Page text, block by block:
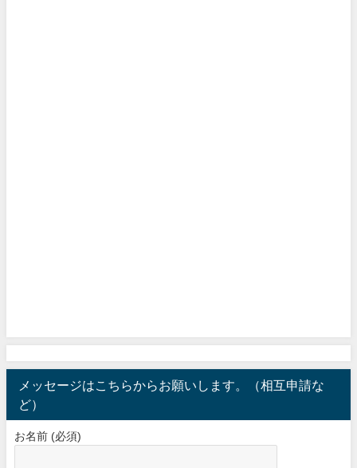
メッセージはこちらからお願いします。（相互申請な
ど）
お名前 (必須)